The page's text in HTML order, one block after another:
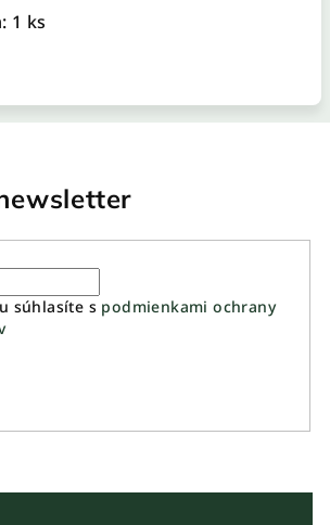
1 ks
súhlasíte s podmienkami ochrany